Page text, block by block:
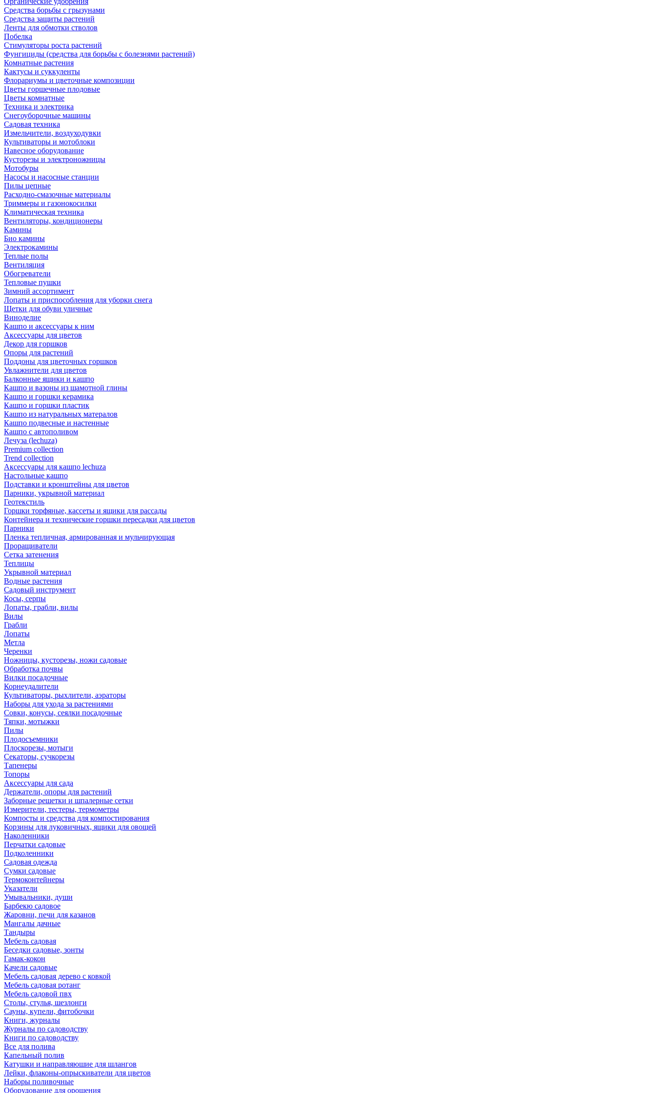
Средства борьбы с грызунами
Средства защиты растений
Ленты для обмотки стволов
Побелка
Стимуляторы роста растений
Фунгициды (средства для борьбы с болезнями растений)
Комнатные растения
Кактусы и суккуленты
Флорариумы и цветочные композиции
Цветы горшечные плодовые
Цветы комнатные
Техника и электрика
Снегоуборочные машины
Садовая техника
Измельчители, воздуходувки
Культиваторы и мотоблоки
Навесное оборудование
Кусторезы и электроножницы
Мотобуры
Насосы и насосные станции
Пилы цепные
Расходно-смазочные материалы
Триммеры и газонокосилки
Климатическая техника
Вентиляторы, кондиционеры
Камины
Био камины
Электрокамины
Теплые полы
Вентиляция
Обогреватели
Тепловые пушки
Зимний ассортимент
Лопаты и приспособления для уборки снега
Щетки для обуви уличные
Виноделие
Кашпо и аксессуары к ним
Аксессуары для цветов
Декор для горшков
Опоры для растений
Поддоны для цветочных горшков
Увлажнители для цветов
Балконные ящики и кашпо
Кашпо и вазоны из шамотной глины
Кашпо и горшки керамика
Кашпо и горшки пластик
Кашпо из натуральных матералов
Кашпо подвесные и настенные
Кашпо с автополивом
Лечуза (lechuza)
Premium collection
Trend collection
Аксессуары для кашпо lechuza
Настольные кашпо
Подставки и кронштейны для цветов
Парники, укрывной материал
Геотекстиль
Горшки торфяные, кассеты и ящики для рассады
Контейнера и технические горшки пересадки для цветов
Парники
Пленка тепличная, армированная и мульчирующая
Проращиватели
Сетка затенения
Теплицы
Укрывной материал
Водные растения
Садовый инструмент
Косы, серпы
Лопаты, грабли, вилы
Вилы
Грабли
Лопаты
Метла
Черенки
Ножницы, кусторезы, ножи садовые
Обработка почвы
Вилки посадочные
Корнеудалители
Культиваторы, рыхлители, аэраторы
Наборы для ухода за растениями
Совки, конусы, сеялки посадочные
Тяпки, мотыжки
Пилы
Плодосъемники
Плоскорезы, мотыги
Секаторы, сучкорезы
Тапенеры
Топоры
Аксессуары для сада
Держатели, опоры для растений
Заборные решетки и шпалерные сетки
Измерители, тестеры, термометры
Компосты и средства для компостирования
Корзины для луковичных, ящики для овощей
Наколенники
Перчатки садовые
Подколенники
Садовая одежда
Сумки садовые
Термоконтейнеры
Указатели
Умывальники, души
Барбекю садовое
Жаровни, печи для казанов
Мангалы дачные
Тандыры
Мебель садовая
Беседки садовые, зонты
Гамак-кокон
Качели садовые
Мебель садовая дерево с ковкой
Мебель садовая ротанг
Мебель садовой пвх
Столы, стулья, шезлонги
Сауны, купели, фитобочки
Книги, журналы
Журналы по садоводству
Книги по садоводству
Все для полива
Капельный полив
Катушки и направляюшие для шлангов
Лейки, флаконы-опрыскиватели для цветов
Наборы поливочные
Оборудование для орошения